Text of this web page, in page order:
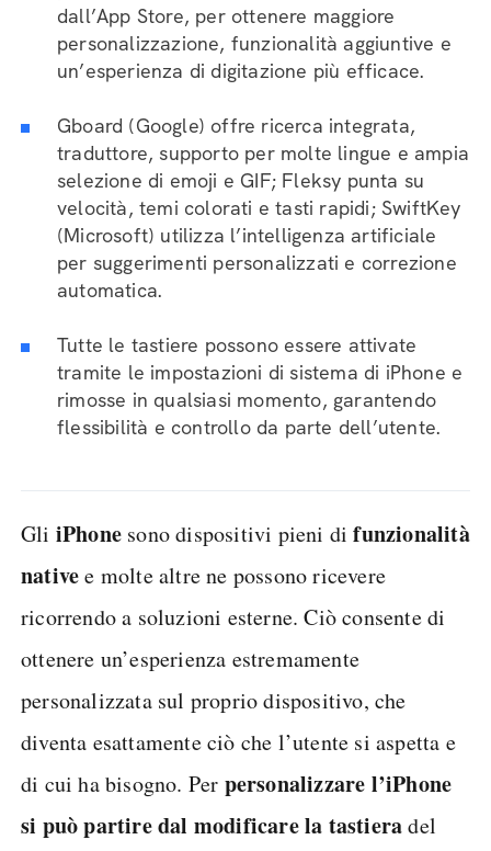
dall’App Store, per ottenere maggiore
personalizzazione, funzionalità aggiuntive e
un’esperienza di digitazione più efficace.
Gboard (Google) offre ricerca integrata,
traduttore, supporto per molte lingue e ampia
selezione di emoji e GIF; Fleksy punta su
velocità, temi colorati e tasti rapidi; SwiftKey
(Microsoft) utilizza l’intelligenza artificiale
per suggerimenti personalizzati e correzione
automatica.
Tutte le tastiere possono essere attivate
tramite le impostazioni di sistema di iPhone e
rimosse in qualsiasi momento, garantendo
flessibilità e controllo da parte dell’utente.
Gli iPhone sono dispositivi pieni difunzionalità
nativee molte altre ne possono ricevere
ricorrendo a soluzioni esterne. Ciò consente di
ottenere un’esperienza estremamente
personalizzata sul proprio dispositivo, che
diventa esattamente ciò che l’utente si aspetta e
di cui ha bisogno. Per personalizzare l’iPhone
si può partire dal modificare la tastieradel